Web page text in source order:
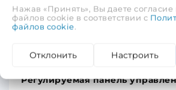
системой быстрого перевода
транспортировки в рабочий
легкостью преодолевать
Регулируемая панель
Нажав «Принять», Вы даете согласие
файлов cookie в соответствии с
файлов cookie
Отклонить Настроить